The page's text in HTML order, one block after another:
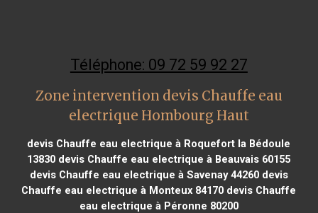
Téléphone: 09 72 59 92 27
Zone intervention devis Chauffe eau
electrique Hombourg Haut
devis Chauffe eau electrique à Roquefort la Bédoule
13830 devis Chauffe eau electrique à Beauvais 60155
devis Chauffe eau electrique à Savenay 44260devis
Chauffe eau electrique à Monteux 84170 devis Chauffe
eau electrique à Péronne 80200